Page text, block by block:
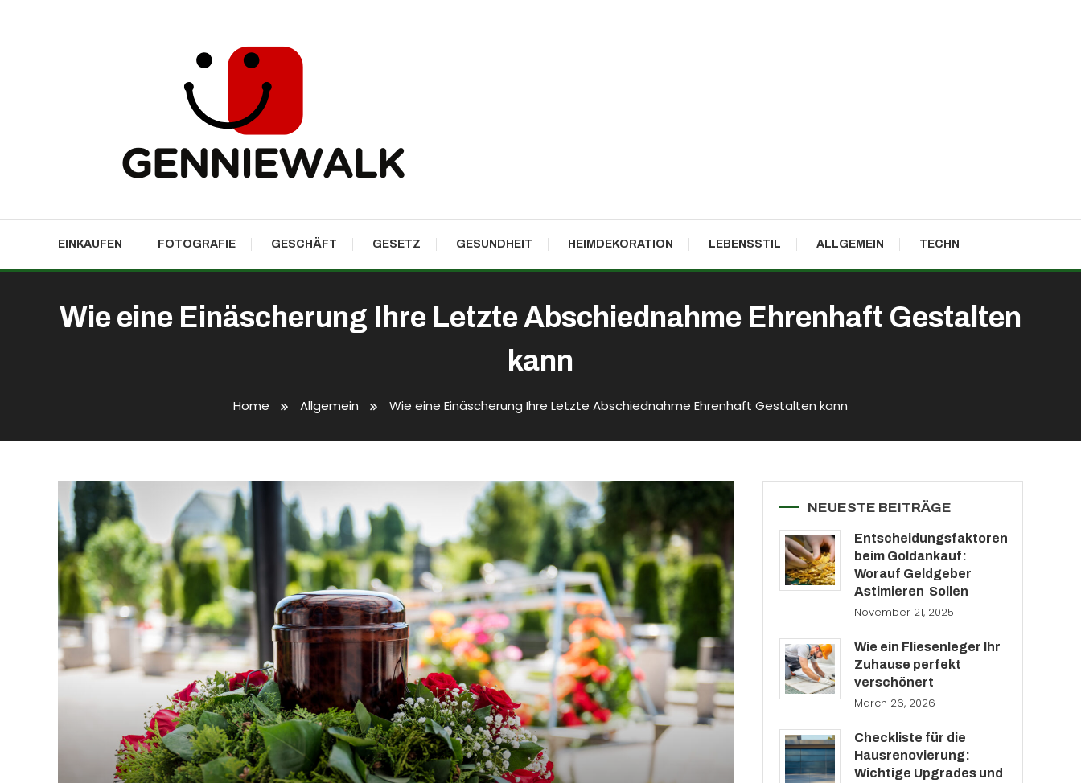
GennieWalk
EINKAUFEN FOTOGRAFIE GESCHÄFT GESETZ GESUNDHEIT HEIMDEKORATION LEBENSSTIL ALLGEMEIN TECHN
Wie eine Einäscherung Ihre Letzte Abschiednahme Ehrenhaft Gestalten
kann
Home Allgemein Wie eine Einäscherung Ihre Letzte Abschiednahme Ehrenhaft Gestalten kann
NEUESTE BEITRÄGE
Entscheidungsfaktoren
beim Goldankauf:
Worauf Geldgeber
Astimieren Sollen
November 21, 2025
Wie ein Fliesenleger Ihr
Zuhause perfekt
verschönert
March 26, 2026
Checkliste für die
Hausrenovierung:
Wichtige Upgrades und